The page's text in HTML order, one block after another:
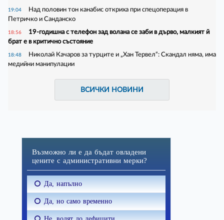
19:04
Над половин тон канабис откриха при спецоперация в
Петричко и Санданско
18:56
19-годишна с телефон зад волана се заби в дърво, малкият й
брат е в критично състояние
18:48
Николай Качаров за турците и „Хан Тервел“: Скандал няма, има
медийни манипулации
ВСИЧКИ НОВИНИ